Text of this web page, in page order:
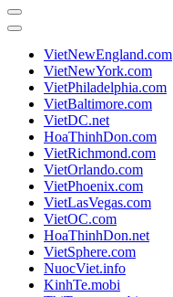
VietNewEngland.com
VietNewYork.com
VietPhiladelphia.com
VietBaltimore.com
VietDC.net
HoaThinhDon.com
VietRichmond.com
VietOrlando.com
VietPhoenix.com
VietLasVegas.com
VietOC.com
HoaThinhDon.net
VietSphere.com
NuocViet.info
KinhTe.mobi